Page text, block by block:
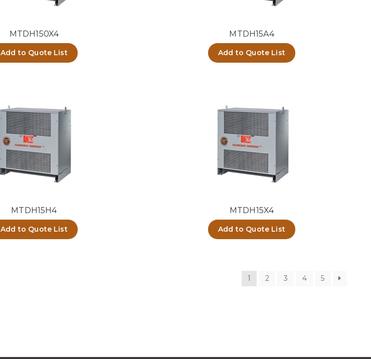
MTDH150X4
Add to Quote List
MTDH15A4
Add to Quote List
MTDH15H4
Add to Quote List
MTDH15X4
Add to Quote List
1 2 3 4 5